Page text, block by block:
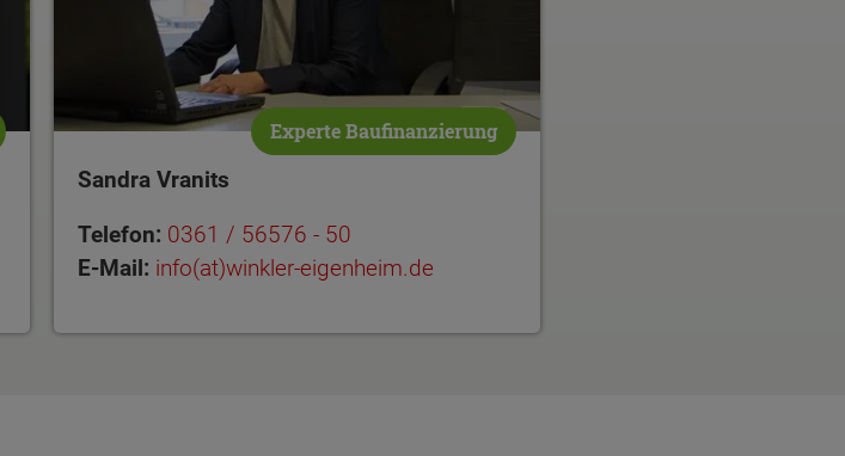
Experte Baufinanzierung
Sandra Vranits
Telefon: 0361 / 56576 - 50
E-Mail: info(at)winkler-eigenheim.de